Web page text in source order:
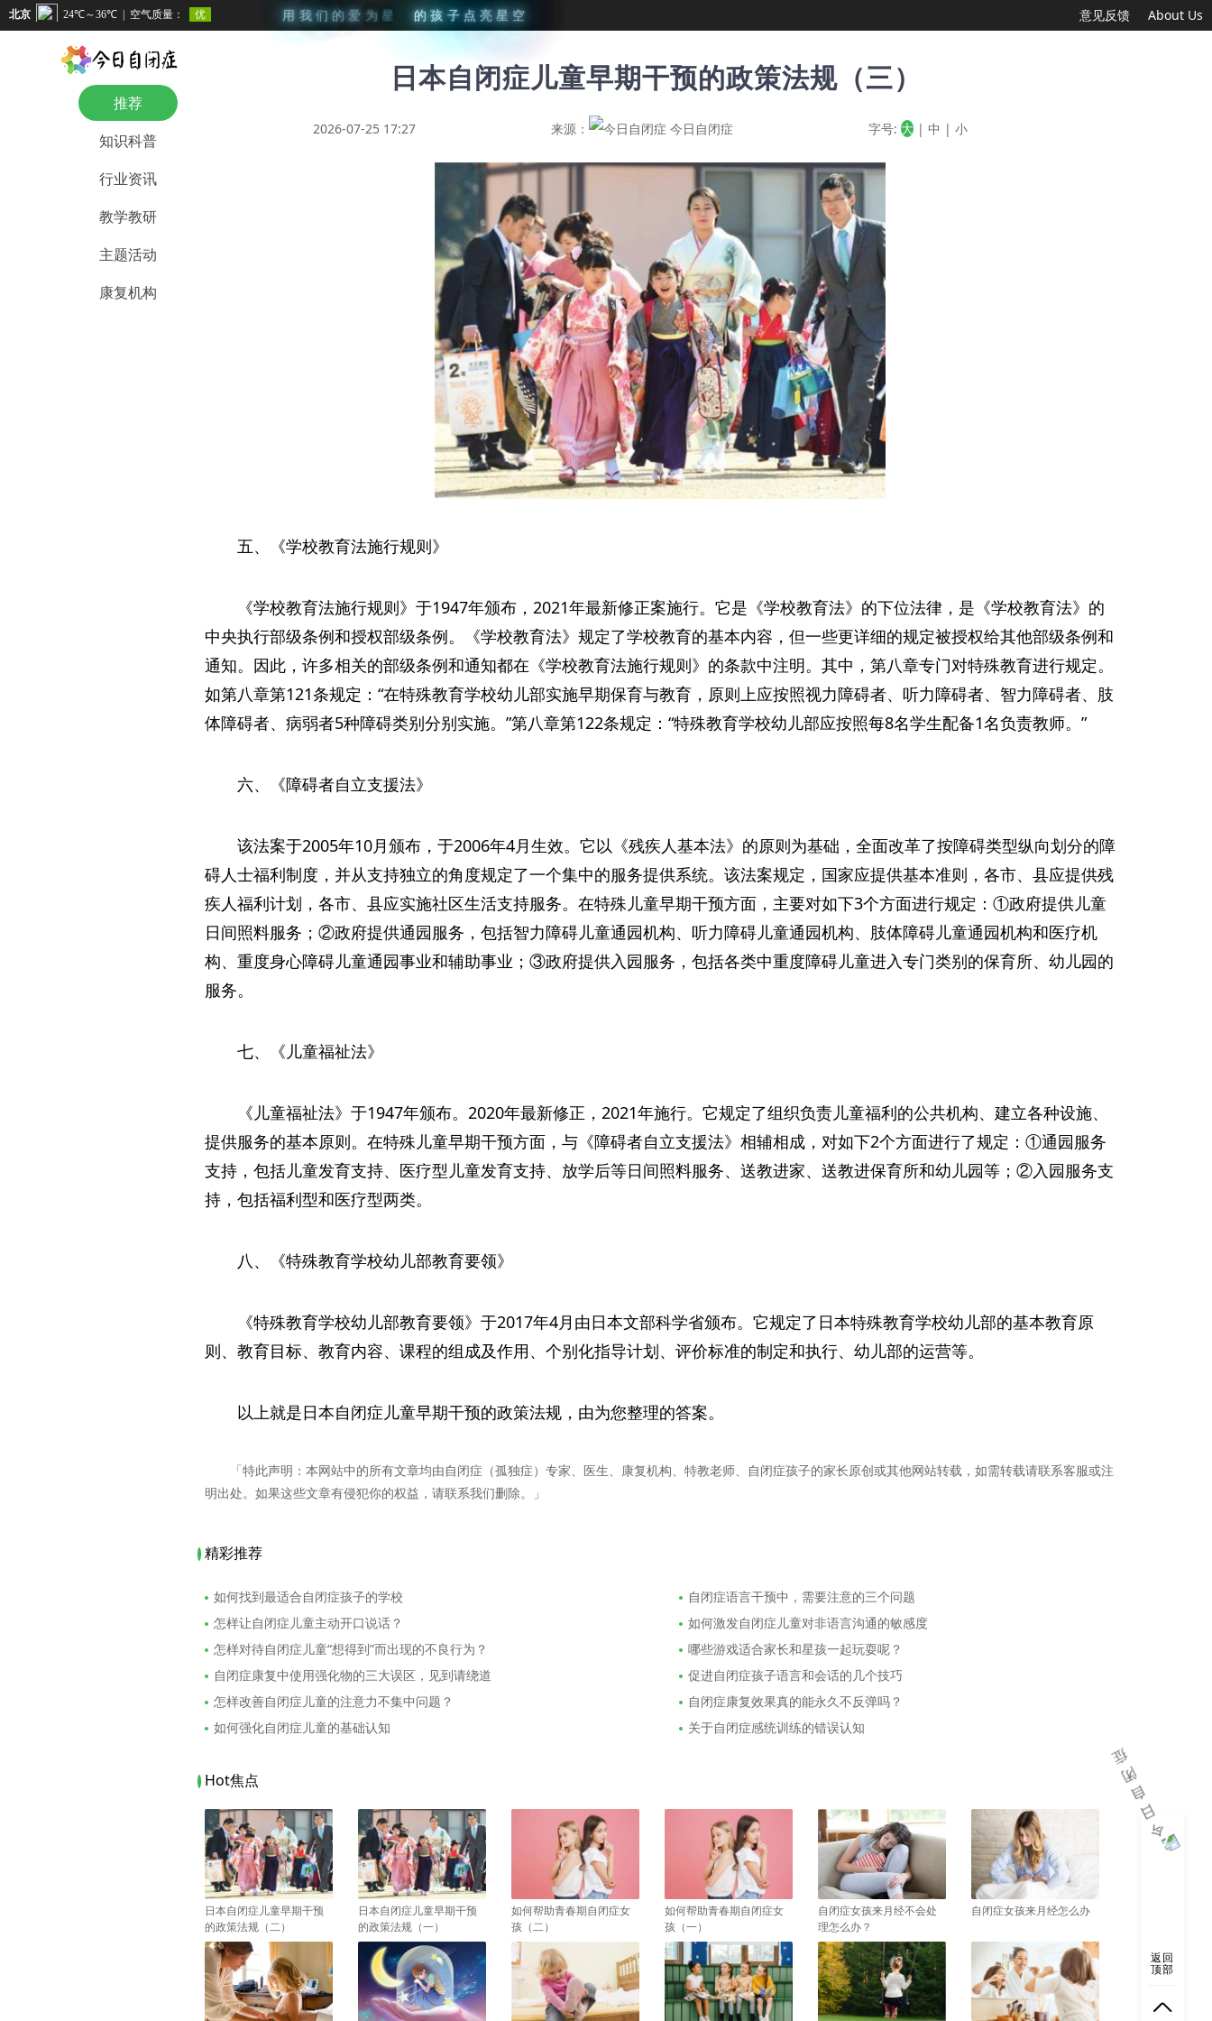
用 我 们 的 爱 为 星 的 孩 子 点 亮 星 空 意见反馈 About Us
推荐
知识科普
行业资讯
教学教研
主题活动
康复机构
日本自闭症儿童早期干预的政策法规（三）
2026-07-25 17:27 来源： 今日自闭症 字号: 大 | 中 | 小
五、《学校教育法施行规则》
《学校教育法施行规则》于1947年颁布，2021年最新修正案施行。它是《学校教育法》的下位法律，是《学校教育法》的
中央执行部级条例和授权部级条例。《学校教育法》规定了学校教育的基本内容，但一些更详细的规定被授权给其他部级条例和
通知。因此，许多相关的部级条例和通知都在《学校教育法施行规则》的条款中注明。其中，第八章专门对特殊教育进行规定。
如第八章第121条规定：“在特殊教育学校幼儿部实施早期保育与教育，原则上应按照视力障碍者、听力障碍者、智力障碍者、肢
体障碍者、病弱者5种障碍类别分别实施。”第八章第122条规定：“特殊教育学校幼儿部应按照每8名学生配备1名负责教师。”
六、《障碍者自立支援法》
该法案于2005年10月颁布，于2006年4月生效。它以《残疾人基本法》的原则为基础，全面改革了按障碍类型纵向划分的障
碍人士福利制度，并从支持独立的角度规定了一个集中的服务提供系统。该法案规定，国家应提供基本准则，各市、县应提供残
疾人福利计划，各市、县应实施社区生活支持服务。在特殊儿童早期干预方面，主要对如下3个方面进行规定：①政府提供儿童
日间照料服务；②政府提供通园服务，包括智力障碍儿童通园机构、听力障碍儿童通园机构、肢体障碍儿童通园机构和医疗机
构、重度身心障碍儿童通园事业和辅助事业；③政府提供入园服务，包括各类中重度障碍儿童进入专门类别的保育所、幼儿园的
服务。
七、《儿童福祉法》
《儿童福祉法》于1947年颁布。2020年最新修正，2021年施行。它规定了组织负责儿童福利的公共机构、建立各种设施、
提供服务的基本原则。在特殊儿童早期干预方面，与《障碍者自立支援法》相辅相成，对如下2个方面进行了规定：①通园服务
支持，包括儿童发育支持、医疗型儿童发育支持、放学后等日间照料服务、送教进家、送教进保育所和幼儿园等；②入园服务支
持，包括福利型和医疗型两类。
八、《特殊教育学校幼儿部教育要领》
《特殊教育学校幼儿部教育要领》于2017年4月由日本文部科学省颁布。它规定了日本特殊教育学校幼儿部的基本教育原
则、教育目标、教育内容、课程的组成及作用、个别化指导计划、评价标准的制定和执行、幼儿部的运营等。
以上就是日本自闭症儿童早期干预的政策法规，由为您整理的答案。
「特此声明：本网站中的所有文章均由自闭症（孤独症）专家、医生、康复机构、特教老师、自闭症孩子的家长原创或其他网站转载，如需转载请联系客服或注
明出处。如果这些文章有侵犯你的权益，请联系我们删除。」
精彩推荐
如何找到最适合自闭症孩子的学校
怎样让自闭症儿童主动开口说话？
怎样对待自闭症儿童“想得到”而出现的不良行为？
自闭症康复中使用强化物的三大误区，见到请绕道
怎样改善自闭症儿童的注意力不集中问题？
如何强化自闭症儿童的基础认知
自闭症语言干预中，需要注意的三个问题
如何激发自闭症儿童对非语言沟通的敏感度
哪些游戏适合家长和星孩一起玩耍呢？
促进自闭症孩子语言和会话的几个技巧
自闭症康复效果真的能永久不反弹吗？
关于自闭症感统训练的错误认知
Hot焦点
日本自闭症儿童早期干预
的政策法规（二）
日本自闭症儿童早期干预
的政策法规（一）
如何帮助青春期自闭症女
孩（二）
如何帮助青春期自闭症女
孩（一）
自闭症女孩来月经不会处
理怎么办？
自闭症女孩来月经怎么办
返回
顶部